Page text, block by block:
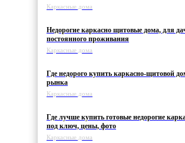
Каркасные дома
Недорогие каркасно щитовые дома, для
постоянного проживания
Каркасные дома
Где недорого купить каркасно-щитовой
рынка
Каркасные дома
Где лучше купить готовые недорогие
под ключ, цены, фото
Каркасные дома